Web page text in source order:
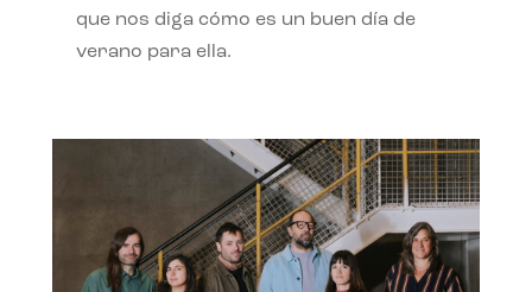
que nos diga cómo es un buen día de
verano para ella.